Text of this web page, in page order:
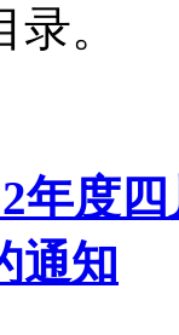
。
年度
通知